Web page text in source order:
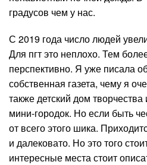
градусов чем у нас.
С 2019 года число людей
Для пгт это неплохо. Тем
перспективно. Я уже писала
собственная газета, чему я
также детский дом
мини-городок. Но если быть
от всего этого шика.
и далековато. Но это того
интересные места стоит